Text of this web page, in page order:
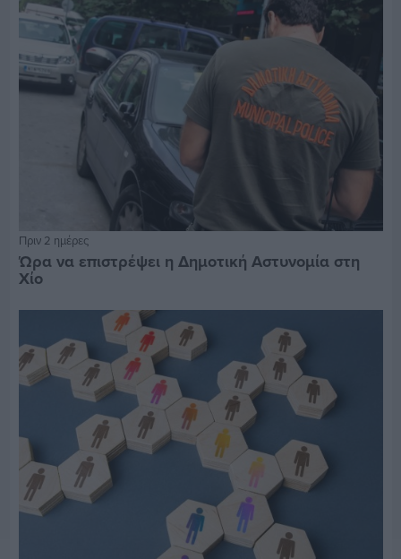
Πριν 2 ημέρες
Ώρα να επιστρέψει η Δημοτική Αστυνομία στη
Χίο